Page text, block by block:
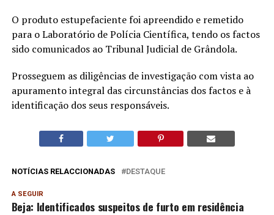
O produto estupefaciente foi apreendido e remetido
para o Laboratório de Polícia Científica, tendo os factos
sido comunicados ao Tribunal Judicial de Grândola.
Prosseguem as diligências de investigação com vista ao
apuramento integral das circunstâncias dos factos e à
identificação dos seus responsáveis.
NOTÍCIAS RELACCIONADAS DESTAQUE
A SEGUIR
Beja: Identificados suspeitos de furto em residência